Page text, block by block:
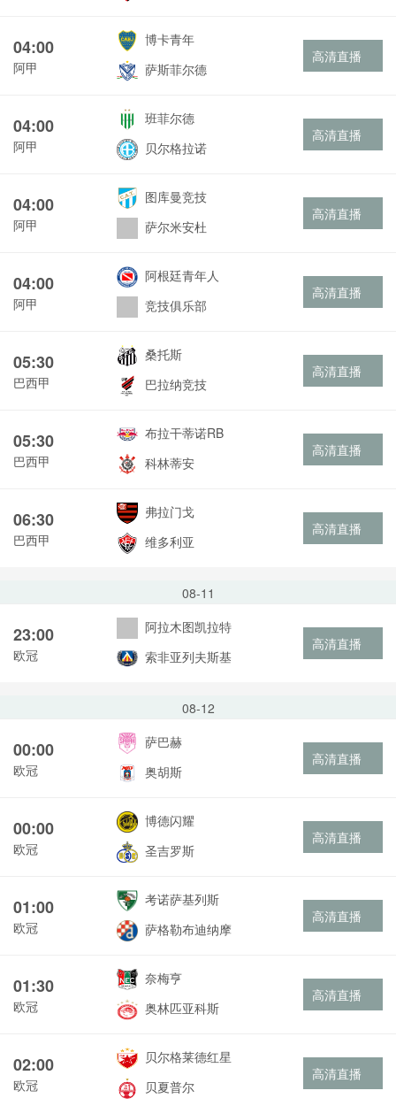
04:00
阿甲
博卡青年
萨斯菲尔德
高清直播
04:00
阿甲
班菲尔德
贝尔格拉诺
高清直播
04:00
阿甲
图库曼竞技
萨尔米安杜
高清直播
04:00
阿甲
阿根廷青年人
竞技俱乐部
高清直播
05:30
巴西甲
桑托斯
巴拉纳竞技
高清直播
05:30
巴西甲
布拉干蒂诺RB
科林蒂安
高清直播
06:30
巴西甲
弗拉门戈
维多利亚
高清直播
08-11
23:00
欧冠
阿拉木图凯拉特
索非亚列夫斯基
高清直播
08-12
00:00
欧冠
萨巴赫
奥胡斯
高清直播
00:00
欧冠
博德闪耀
圣吉罗斯
高清直播
01:00
欧冠
考诺萨基列斯
萨格勒布迪纳摩
高清直播
01:30
欧冠
奈梅亨
奥林匹亚科斯
高清直播
02:00
欧冠
贝尔格莱德红星
贝夏普尔
高清直播